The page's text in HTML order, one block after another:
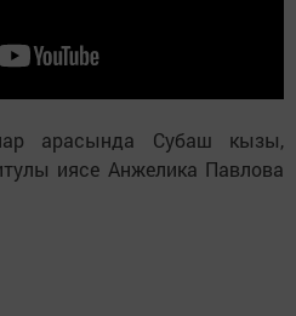
арасында Субаш кызы,
иясе Анжелика Павлова